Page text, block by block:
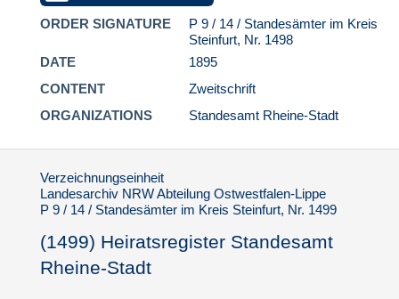
Regierungsbezirk Münster
P 19 / Personenstandsregister
Provenienz
1.5.3. Personenstandsfälle von Juden in
ORDER SIGNATURE
P 9 / 14 / Standesämter im Kreis
Steinfurt, Nr. 1498
DATE
1895
CONTENT
Zweitschrift
ORGANIZATIONS
Standesamt Rheine-Stadt
Verzeichnungseinheit
Landesarchiv NRW Abteilung Ostwestfalen-Lippe
P 9 / 14 / Standesämter im Kreis Steinfurt, Nr. 1499
(1499) Heiratsregister Standesamt
Rheine-Stadt